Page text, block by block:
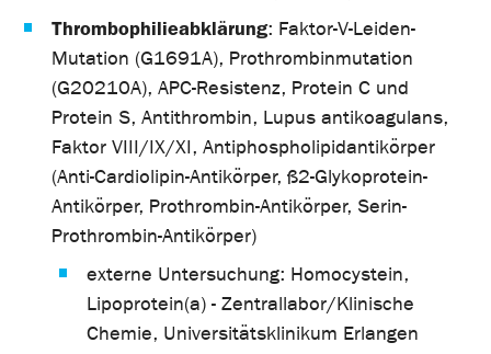
Thrombophilieabklärung: Faktor-V-Leiden-
Mutation (G1691A), Prothrombinmutation
(G20210A), APC-Resistenz, Protein C und
Protein S, Antithrombin, Lupus antikoagulans,
Faktor VIII/IX/XI, Antiphospholipidantikörper
(Anti-Cardiolipin-Antikörper, ß2-Glykoprotein-
Antikörper, Prothrombin-Antikörper, Serin-
Prothrombin-Antikörper)
externe Untersuchung: Homocystein,
Lipoprotein(a) - Zentrallabor/Klinische
Chemie, Universitätsklinikum Erlangen